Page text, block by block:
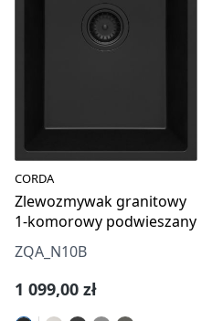
CORDA
Zlewozmywak granitowy
1-komorowy podwieszany
ZQA_N10B
Cena regularna:
1 099,00 zł